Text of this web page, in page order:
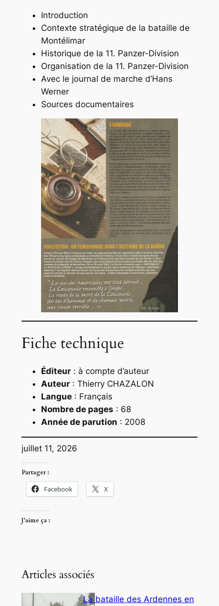
Introduction
Contexte stratégique de la bataille de
Montélimar
Historique de la 11. Panzer-Division
Organisation de la 11. Panzer-Division
Avec le journal de marche d’Hans
Werner
Sources documentaires
Fiche technique
Éditeur: à compte d’auteur
Auteur: Thierry CHAZALON
Langue: Français
Nombre de pages : 68
Année de parution : 2008
juillet 11, 2026
Partager :
Facebook X
J’aime ça :
Articles associés
La bataille des Ardennes en